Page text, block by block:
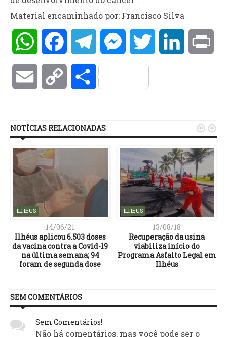
Material encaminhado por: Francisco Silva
WhatsAppFacebookTelegramMessengerTwitter LinkedIn
Email Copy Compartilhar
NOTÍCIAS RELACIONADAS
ILHÉUS
14/06/21
Ilhéus aplicou 6.503 doses
da vacina contra a Covid-19
na última semana; 94
foram de segunda dose
ILHÉUS
13/08/18
Recuperação da usina
viabiliza início do
Programa Asfalto Legal em
Ilhéus
 
SEM COMENTÁRIOS
Sem Comentários!
Não há comentários, mas você pode ser o